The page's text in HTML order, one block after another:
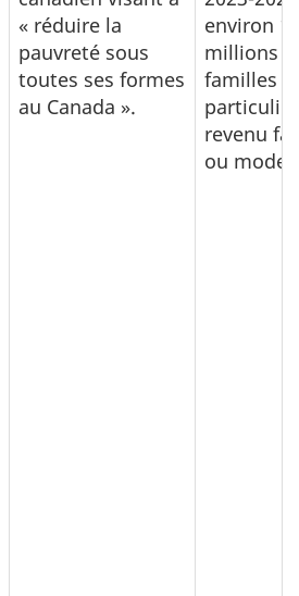
« réduire la
pauvreté sous
toutes ses formes
au Canada ».
environ
millions
familles
revenu
ou